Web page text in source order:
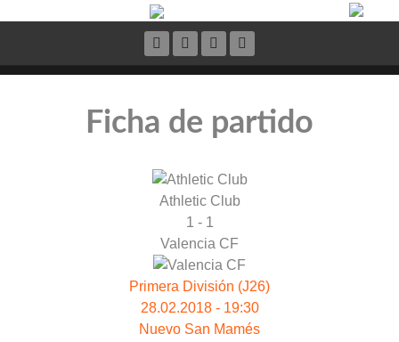
Ficha de partido
Athletic Club
1 - 1
Valencia CF
Primera División (J26)
28.02.2018 - 19:30
Nuevo San Mamés